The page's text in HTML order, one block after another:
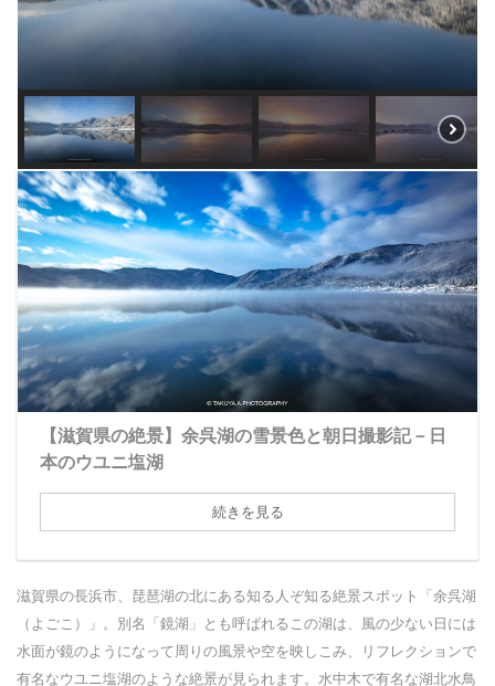
【滋賀県の絶景】余呉湖の雪景色と朝日撮影記－日
本のウユニ塩湖
続きを見る
滋賀県の長浜市、琵琶湖の北にある知る人ぞ知る絶景スポット「余呉湖
（よごこ）」。別名「鏡湖」とも呼ばれるこの湖は、風の少ない日には
水面が鏡のようになって周りの風景や空を映しこみ、リフレクションで
有名なウユニ塩湖のような絶景が見られます。水中木で有名な湖北水鳥